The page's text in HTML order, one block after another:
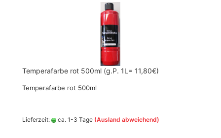
Temperafarbe rot 500ml (g.P. 1L= 11,80€)
Temperafarbe rot 500ml
Lieferzeit: ca. 1-3 Tage (Ausland abweichend)